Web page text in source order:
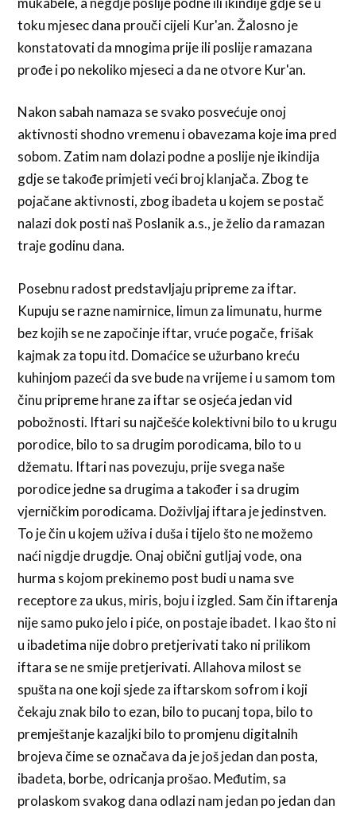
toku mjesec dana prouči cijeli Kur'an. Žalosno je
konstatovati da mnogima prije ili poslije ramazana
prođe i po nekoliko mjeseci a da ne otvore Kur'an.
Nakon sabah namaza se svako posvećuje onoj
aktivnosti shodno vremenu i obavezama koje ima pred
sobom. Zatim nam dolazi podne a poslije nje ikindija
gdje se takođe primjeti veći broj klanjača. Zbog te
pojačane aktivnosti, zbog ibadeta u kojem se postač
nalazi dok posti naš Poslanik a.s., je želio da ramazan
traje godinu dana.
Posebnu radost predstavljaju pripreme za iftar.
Kupuju se razne namirnice, limun za limunatu, hurme
bez kojih se ne započinje iftar, vruće pogače, frišak
kajmak za topu itd. Domaćice se užurbano kreću
kuhinjom pazeći da sve bude na vrijeme i u samom tom
činu pripreme hrane za iftar se osjeća jedan vid
pobožnosti. Iftari su najčešće kolektivni bilo to u krugu
porodice, bilo to sa drugim porodicama, bilo to u
džematu. Iftari nas povezuju, prije svega naše
porodice jedne sa drugima a također i sa drugim
vjerničkim porodicama. Doživljaj iftara je jedinstven.
To je čin u kojem uživa i duša i tijelo što ne možemo
naći nigdje drugdje. Onaj obični gutljaj vode, ona
hurma s kojom prekinemo post budi u nama sve
receptore za ukus, miris, boju i izgled. Sam čin iftarenja
nije samo puko jelo i piće, on postaje ibadet. I kao što ni
u ibadetima nije dobro pretjerivati tako ni prilikom
iftara se ne smije pretjerivati. Allahova milost se
spušta na one koji sjede za iftarskom sofrom i koji
čekaju znak bilo to ezan, bilo to pucanj topa, bilo to
premještanje kazaljki bilo to promjenu digitalnih
brojeva čime se označava da je još jedan dan posta,
ibadeta, borbe, odricanja prošao. Međutim, sa
prolaskom svakog dana odlazi nam jedan po jedan dan